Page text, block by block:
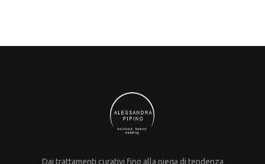
Dai trattamenti curativi fino alla piega di tendenza